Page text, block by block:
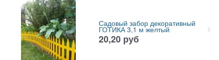
Садовый забор декоративный
ГОТИКА 3,1 м желтый
20,20 руб